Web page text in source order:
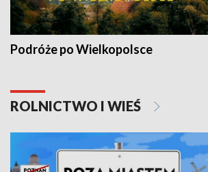
Podróże po Wielkopolsce
ROLNICTWO I WIEŚ